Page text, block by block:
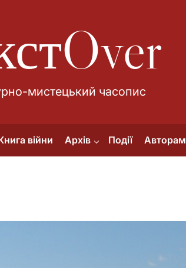
мистецький часопис
війни Архів Події Авторам